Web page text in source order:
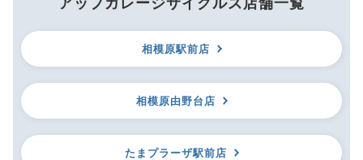
アップガレージサイクルズ店舗一覧
相模原駅前店
相模原由野台店
たまプラーザ駅前店